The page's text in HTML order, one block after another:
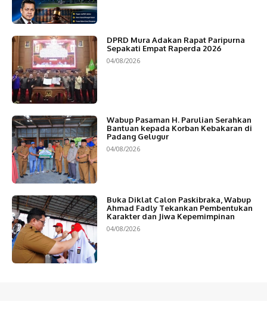
DPRD Mura Adakan Rapat Paripurna
Sepakati Empat Raperda 2026
04/08/2026
Wabup Pasaman H. Parulian Serahkan
Bantuan kepada Korban Kebakaran di
Padang Gelugur
04/08/2026
Buka Diklat Calon Paskibraka, Wabup
Ahmad Fadly Tekankan Pembentukan
Karakter dan Jiwa Kepemimpinan
04/08/2026